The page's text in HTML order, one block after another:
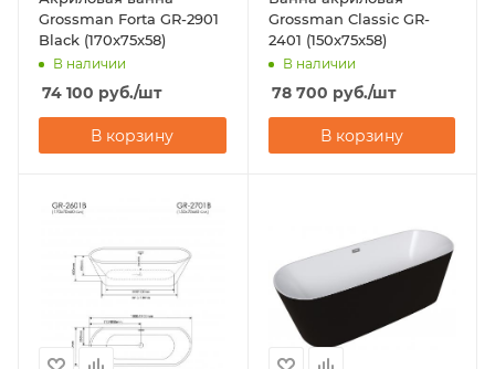
Grossman Forta GR-2901
Black (170x75x58)
В наличии
74 100 руб./шт
В корзину
Grossman Classic GR-
2401 (150x75x58)
В наличии
78 700 руб./шт
В корзину